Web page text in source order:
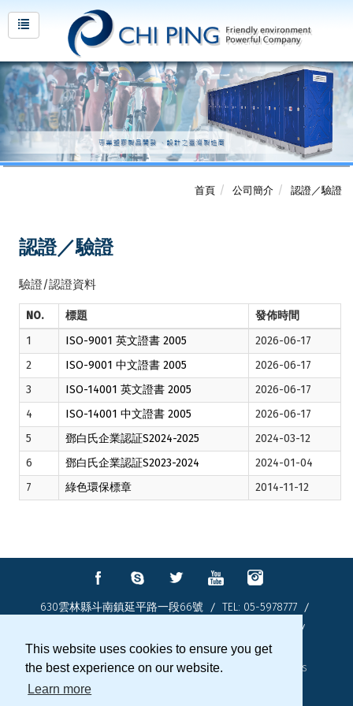
This website uses cookies to ensure you get
the best experience on our website.
Learn more
首頁 公司簡介 認證／驗證
認證／驗證
驗證/認證資料
NO. 標題
發佈時間
1
ISO-9001 英文證書 2005
2026-06-17
2
ISO-9001 中文證書 2005
2026-06-17
3
ISO-14001 英文證書 2005
2026-06-17
4
ISO-14001 中文證書 2005
2026-06-17
5
鄧白氏企業認証S2024-2025
2024-03-12
6
鄧白氏企業認証S2023-2024
2024-01-04
7
綠色環保標章 2014-11-12
630雲林縣斗南鎮延平路一段66號 TEL: 05-5978777
Copyright © 碁品企業股份有限公司
Taiwan Products
B2BManufactures B2BChinaSources